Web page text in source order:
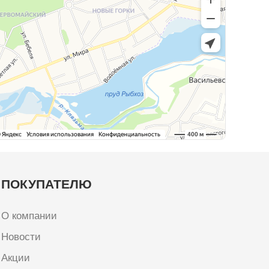
ПОКУПАТЕЛЮ
О компании
Новости
Акции